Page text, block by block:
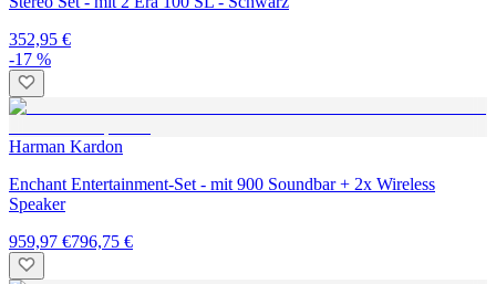
352,95 €
-17 %
Harman Kardon
Enchant Entertainment-Set - mit 900 Soundbar + 2x Wireless
Speaker
959,97 €796,75 €